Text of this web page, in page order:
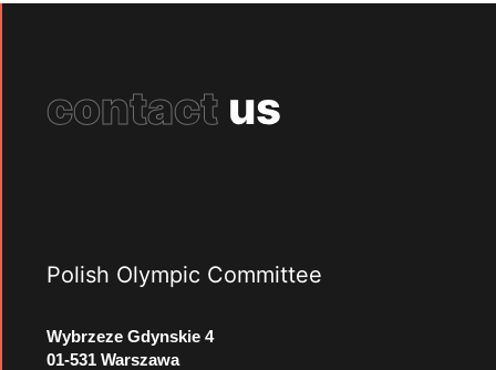
contact us
Polish Olympic Committee
Wybrzeze Gdynskie 4
01-531 Warszawa